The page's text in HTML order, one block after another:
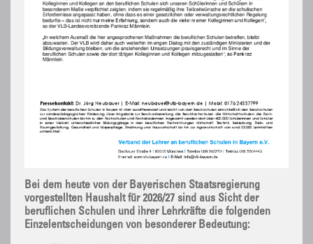
Bei dem heute von der Bayerischen Staatsregierung
vorgestellten Haushalt für 2026/27 sind aus Sicht der
beruflichen Schulen und ihrer Lehrkräfte die folgenden
Einzelentscheidungen von besonderer Bedeutung: